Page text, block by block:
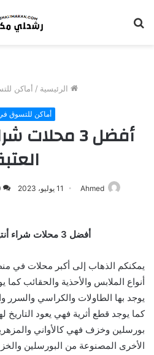
الرئيسية / أماكن
أماكن للتسوق
أفضل 3
Ahmed 11 يوليو، 2023
أفضل 3 محلات شراء أنتيكات في العتبة
يمكنكم الذهاب إلى أكبر محلات في
أنواع الملابس والأحذية والحقائب كما
يوجد بها الطاولات والكراسي والسرر
كما يوجد قطع أثرية فهي يعود التاريخ
بورسلين وخزف فهي كالأواني
الأخرى المصنوعة من البورسلين